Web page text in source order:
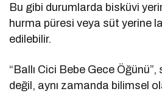
Bu gibi durumlarda bisküvi
hurma püresi veya süt yerine
edilebilir.
“Ballı Cici Bebe Gece
değil, aynı zamanda bilimsel